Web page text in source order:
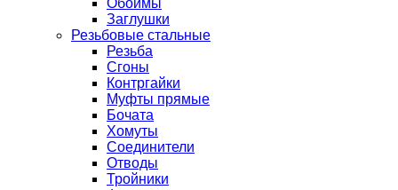
Обоймы
Заглушки
Резьбовые стальные
Резьба
Сгоны
Контргайки
Муфты прямые
Бочата
Хомуты
Соединители
Отводы
Тройники